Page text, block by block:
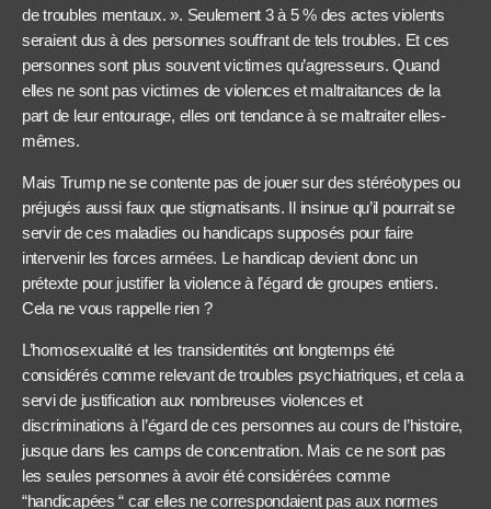
de troubles mentaux. ». Seulement 3 à 5 % des actes violents
seraient dus à des personnes souffrant de tels troubles. Et ces
personnes sont plus souvent victimes qu’agresseurs. Quand
elles ne sont pas victimes de violences et maltraitances de la
part de leur entourage, elles ont tendance à se maltraiter elles-
mêmes.
Mais Trump ne se contente pas de jouer sur des stéréotypes ou
préjugés aussi faux que stigmatisants. Il insinue qu’il pourrait se
servir de ces maladies ou handicaps supposés pour faire
intervenir les forces armées. Le handicap devient donc un
prétexte pour justifier la violence à l’égard de groupes entiers.
Cela ne vous rappelle rien ?
L’homosexualité et les transidentités ont longtemps été
considérés comme relevant de troubles psychiatriques, et cela a
servi de justification aux nombreuses violences et
discriminations à l’égard de ces personnes au cours de l’histoire,
jusque dans les camps de concentration. Mais ce ne sont pas
les seules personnes à avoir été considérées comme
“handicapées “ car elles ne correspondaient pas aux normes